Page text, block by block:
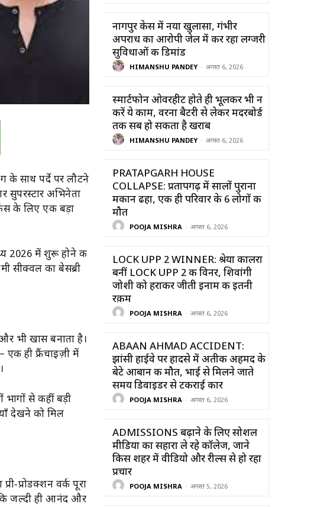
के साथ पर्दे पर लौटने
सुपरस्टार अभिनेता
के लिए एक बड़ा
2026 में शुरू होने की
सीक्वल का बेसब्री
भी खास बनाता है।
ही फ्रैंचाइज़ी में
से कहीं बड़ी
देखने को मिल
वर्क पूरा
जल्दी ही आनंद और
नागपुर केस में नया खुलासा, गंभीर
अपराध का आरोपी जेल में कर रहा लग्जरी
सुविधाओं की डिमांड
HIMANSHU PANDEY - अगस्त 6, 2026
स्मार्टफोन ओवरहीट होते ही भूलकर भी न
करें ये काम, वरना बैटरी से लेकर मदरबोर्ड
तक सब हो सकता है खराब
HIMANSHU PANDEY - अगस्त 6, 2026
PRATAPGARH HOUSE
COLLAPSE: प्रतापगढ़ में सालों पुराना
मकान ढहा, एक ही परिवार के 6 लोगों की
मौत
POOJA MISHRA - अगस्त 6, 2026
LOCK UPP 2 WINNER: श्रेया कालरा
बनीं LOCK UPP 2 की विनर, शिवांगी
जोशी को हराकर जीती इनाम की इतनी
रक़म
POOJA MISHRA - अगस्त 6, 2026
ABAAN AHMAD ACCIDENT:
झांसी हाईवे पर हादसे में अतीक अहमद के
बेटे आबान की मौत, भाई से मिलने जाते
समय डिवाइडर से टकराई कार
POOJA MISHRA - अगस्त 6, 2026
ADMISSIONS बढ़ाने के लिए सोशल
मीडिया का सहारा ले रहे कॉलेज, जाने
किस शहर में वीडियो और रील्स से हो रहा
प्रचार
POOJA MISHRA - अगस्त 5, 2026